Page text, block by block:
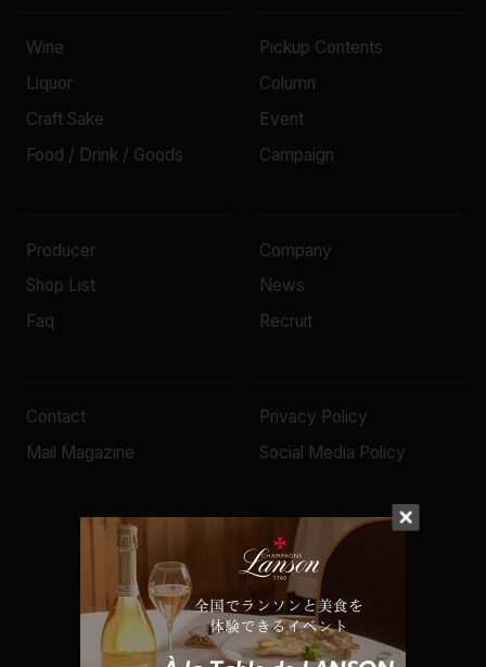
Wine
Liquor
Craft Sake
Food / Drink / Goods
Pickup Contents
Column
Event
Campaign
Producer
Shop List
Faq
Company
News
Recruit
Contact
Mail Magazine
Privacy Policy
Social Media Policy